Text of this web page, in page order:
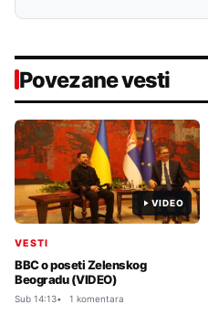
Povezane vesti
VIDEO
VESTI
BBC o poseti Zelenskog
Beogradu (VIDEO)
Sub 14:13 1 komentara